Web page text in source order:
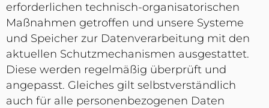
erforderlichen technisch-organisatorischen
Maßnahmen getroffen und unsere Systeme
und Speicher zur Datenverarbeitung mit den
aktuellen Schutzmechanismen ausgestattet.
Diese werden regelmäßig überprüft und
angepasst. Gleiches gilt selbstverständlich
auch für alle personenbezogenen Daten